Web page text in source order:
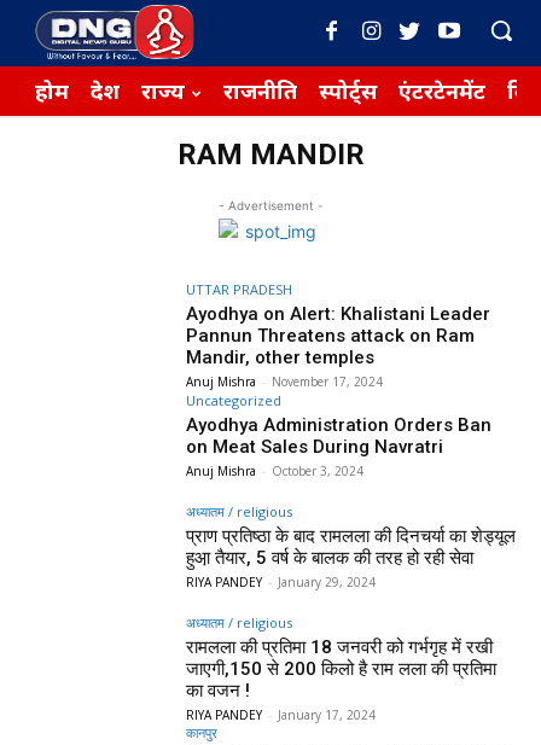
होम देश राज्य राजनीति स्पोर्ट्स एंटरटेनमेंट
RAM MANDIR
- Advertisement -
UTTAR PRADESH
Ayodhya on Alert: Khalistani Leader
Pannun Threatens attack on Ram
Mandir, other temples
Anuj Mishra - November 17, 2024
Uncategorized
Ayodhya Administration Orders Ban
on Meat Sales During Navratri
Anuj Mishra - October 3, 2024
अध्यातम / religious
प्राण प्रतिष्ठा के बाद रामलला की दिनचर्या का शेड्यूल
हुआ़ तैयार, 5 वर्ष के बालक की तरह हो रही सेवा
RIYA PANDEY - January 29, 2024
अध्यातम / religious
रामलला की प्रतिमा 18 जनवरी को गर्भगृह में रखी
जाएगी,150 से 200 किलो है राम लला की प्रतिमा
का वजन !
RIYA PANDEY - January 17, 2024
कानपुर